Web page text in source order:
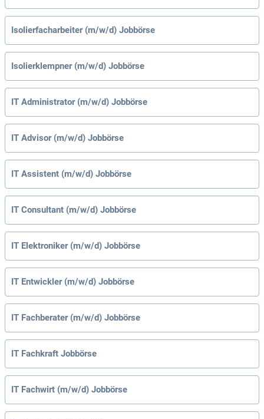
Isolierfacharbeiter (m/w/d) Jobbörse
Isolierklempner (m/w/d) Jobbörse
IT Administrator (m/w/d) Jobbörse
IT Advisor (m/w/d) Jobbörse
IT Assistent (m/w/d) Jobbörse
IT Consultant (m/w/d) Jobbörse
IT Elektroniker (m/w/d) Jobbörse
IT Entwickler (m/w/d) Jobbörse
IT Fachberater (m/w/d) Jobbörse
IT Fachkraft Jobbörse
IT Fachwirt (m/w/d) Jobbörse